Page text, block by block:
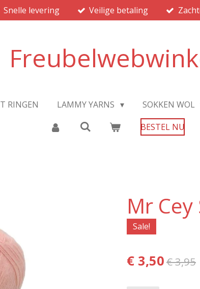
Snelle levering Veilige betaling
RINGEN LAMMY YARNS SOKKEN WOL
BESTEL NU
Mr
Sale!
€ 3,50€ 3,95